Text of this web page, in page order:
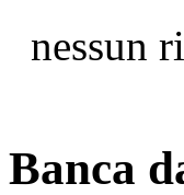
nessun
Banca